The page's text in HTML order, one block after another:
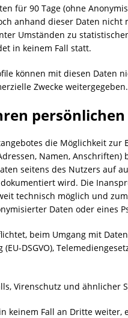
für 90 Tage (ohne
anhand dieser Daten nicht
Umständen zu
in keinem Fall statt.
können mit diesen Daten
Zwecke weitergegeben.
die Möglichkeit zur
Namen,
seitens des Nutzers auf
wird. Die
technisch möglich und
Daten oder eines
beim Umgang mit
DSGVO),
Virenschutz und ähnlicher
keinem Fall an Dritte weiter,